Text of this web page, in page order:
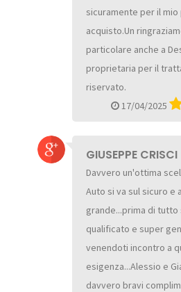
sicuramente per il
acquisto.Un
particolare anche a
proprietaria per il
riservato.
17/04/2025
GIUSEPPE CRISCI
Davvero un'ottima
Auto si va sul sicuro e
grande...prima di tutto
qualificato e super
venendoti incontro a
esigenza...Alessio e
davvero bravi